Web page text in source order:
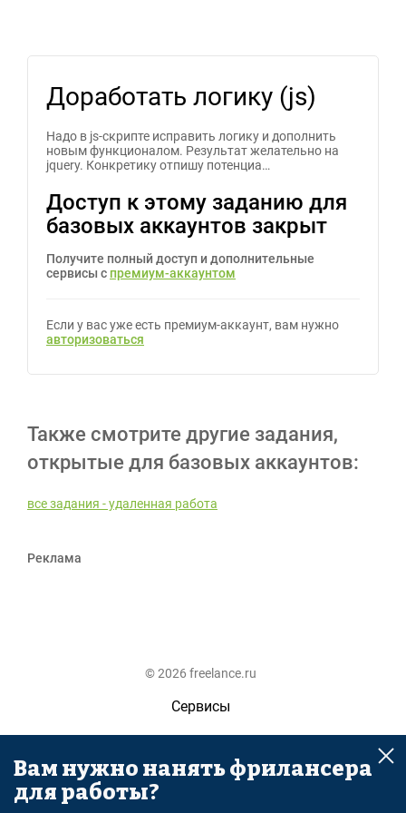
Доработать логику (js)
Надо в js-скрипте исправить логику и дополнить
новым функционалом. Результат желательно на
jquery. Конкретику отпишу потенциа…
Доступ к этому заданию для
базовых аккаунтов закрыт
Получите полный доступ и дополнительные
сервисы с премиум-аккаунтом
Если у вас уже есть премиум-аккаунт, вам нужно
авторизоваться
Также смотрите другие задания,
открытые для базовых аккаунтов:
все задания - удаленная работа
Реклама
© 2026 freelance.ru
Сервисы
Помощь
Поиск
Вам нужно нанять фрилансера
для работы?